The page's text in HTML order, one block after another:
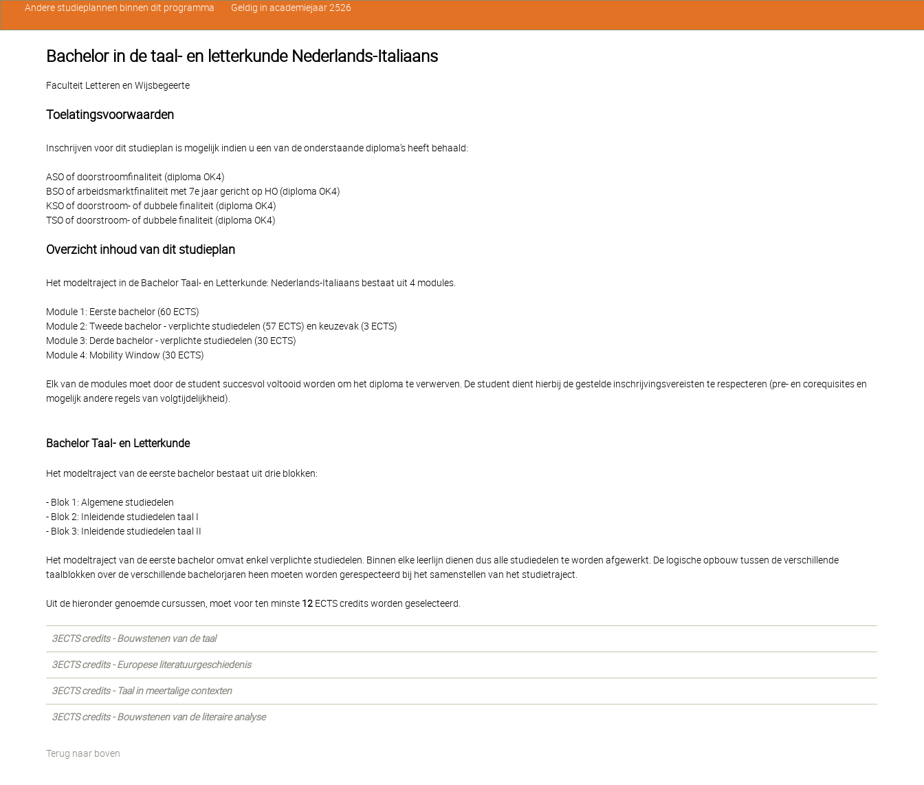
Bachelor in de taal- en letterkunde Nederlands-Italiaans
Faculteit Letteren en Wijsbegeerte
Toelatingsvoorwaarden
Inschrijven voor dit studieplan is mogelijk indien u een van de onderstaande diploma's heeft behaald:
ASO of doorstroomfinaliteit (diploma OK4)
BSO of arbeidsmarktfinaliteit met 7e jaar gericht op HO (diploma OK4)
KSO of doorstroom- of dubbele finaliteit (diploma OK4)
TSO of doorstroom- of dubbele finaliteit (diploma OK4)
Overzicht inhoud van dit studieplan
Het modeltraject in de Bachelor Taal- en Letterkunde: Nederlands-Italiaans bestaat uit 4 modules.
Module 1: Eerste bachelor (60 ECTS)
Module 2: Tweede bachelor - verplichte studiedelen (57 ECTS) en keuzevak (3 ECTS)
Module 3: Derde bachelor - verplichte studiedelen (30 ECTS)
Module 4: Mobility Window (30 ECTS)
Elk van de modules moet door de student succesvol voltooid worden om het diploma te verwerven. De student dient hierbij de gestelde inschrijvingsvereisten te respecteren (pre- en corequisites en
mogelijk andere regels van volgtijdelijkheid).
Bachelor Taal- en Letterkunde
Het modeltraject van de eerste bachelor bestaat uit drie blokken:
- Blok 1: Algemene studiedelen
- Blok 2: Inleidende studiedelen taal I
- Blok 3: Inleidende studiedelen taal II
Het modeltraject van de eerste bachelor omvat enkel verplichte studiedelen. Binnen elke leerlijn dienen dus alle studiedelen te worden afgewerkt. De logische opbouw tussen de verschillende
taalblokken over de verschillende bachelorjaren heen moeten worden gerespecteerd bij het samenstellen van het studietraject.
Uit de hieronder genoemde cursussen, moet voor ten minste 12 ECTS credits worden geselecteerd.
3ECTS credits - Bouwstenen van de taal
3ECTS credits - Europese literatuurgeschiedenis
3ECTS credits - Taal in meertalige contexten
3ECTS credits - Bouwstenen van de literaire analyse
Terug naar boven
Andere studieplannen binnen dit programma Geldig in academiejaar 2526